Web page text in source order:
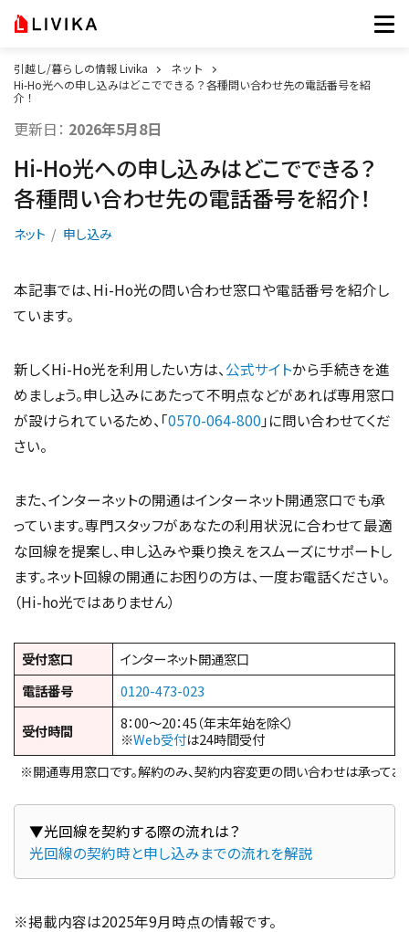
引越し/暮らしの情報 Livika
ネット
Hi-Ho光への申し込みはどこでできる？各種問い合わせ先の電話番号を紹
介！
更新日： 2026年5月8日
Hi-Ho光への申し込みはどこでできる？
各種問い合わせ先の電話番号を紹介！
ネット 申し込み
本記事では、Hi-Ho光の問い合わせ窓口や電話番号を紹介し
ています。
新しくHi-Ho光を利用したい方は、公式サイトから手続きを進
めましょう。申し込みにあたって不明点などがあれば専用窓口
が設けられているため、「0570-064-800 」に問い合わせてくだ
さい。
また、インターネットの開通はインターネット開通窓口でも承
っています。専門スタッフがあなたの利用状況に合わせて最適
な回線を提案し、申し込みや乗り換えをスムーズにサポートし
ます。ネット回線の開通にお困りの方は、一度お電話ください。
（Hi-ho光ではありません）
受付窓口
インターネット開通窓口
電話番号
0120-473-023
受付時間
8：00～20：45（年末年始を除く）
※Web受付は24時間受付
※開通専用窓口です。解約のみ、契約内容変更の問い合わせは承ってお
▼光回線を契約する際の流れは？
光回線の契約時と申し込みまでの流れを解説
※掲載内容は2025年9月時点の情報です。